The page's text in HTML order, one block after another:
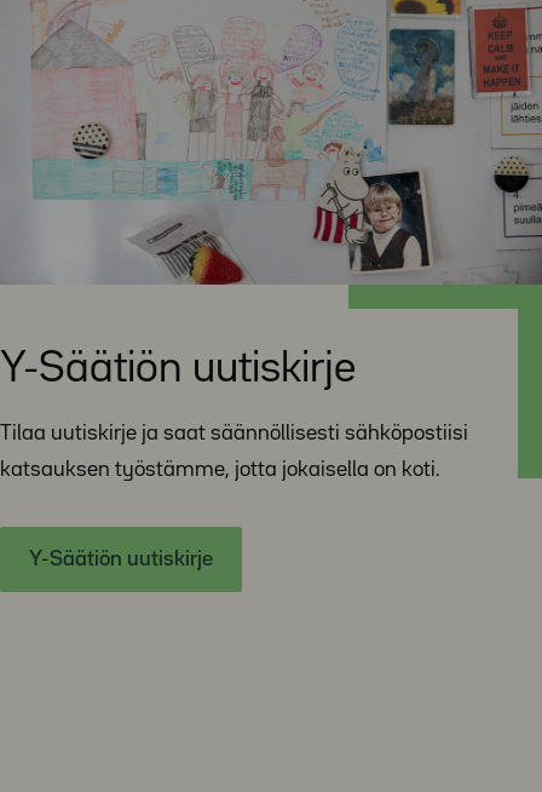
Y-Säätiön uutiskirje
Tilaa uutiskirje ja saat säännöllisesti sähköpostiisi
katsauksen työstämme, jotta jokaisella on koti.
Y-Säätiön uutiskirje